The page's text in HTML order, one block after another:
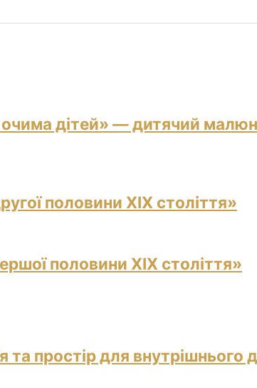
дітей» — дитячий
половини ХІХ століття»
половини ХІХ століття»
та простір для внутрішнього